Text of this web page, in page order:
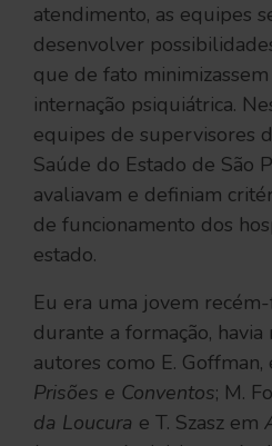
atendimento, as equipes
desenvolver
que de fato
internação psiquiátrica.
equipes de supervisores
Saúde do Estado de São
avaliavam e definiam
de funcionamento dos
estado.
Eu era uma jovem
durante a formação,
autores como E. Goffman,
Prisões e Conventos; M.
da Loucura e T. Szasz em